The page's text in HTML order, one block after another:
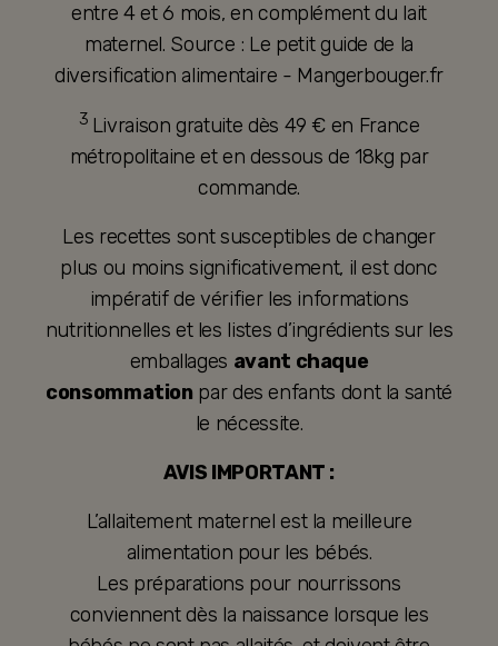
entre 4 et 6 mois, en complément du lait
maternel. Source : Le petit guide de la
diversification alimentaire - Mangerbouger.fr
3 Livraison gratuite dès 49 € en France
métropolitaine et en dessous de 18kg par
commande.
Les recettes sont susceptibles de changer
plus ou moins significativement, il est donc
impératif de vérifier les informations
nutritionnelles et les listes d’ingrédients sur les
emballages avant chaque
consommation par des enfants dont la santé
le nécessite.
AVIS IMPORTANT :
L’allaitement maternel est la meilleure
alimentation pour les bébés.
Les préparations pour nourrissons
conviennent dès la naissance lorsque les